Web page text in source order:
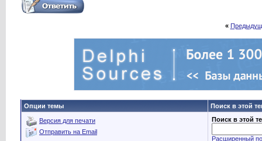
«
Опции темы Поиск в этой
Версия для печати
Отправить на Email
Поиск в этой
Расширенный